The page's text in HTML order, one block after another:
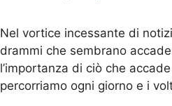
Nel vortice incessante di
drammi che sembrano
l’importanza di ciò che
percorriamo ogni giorno e i